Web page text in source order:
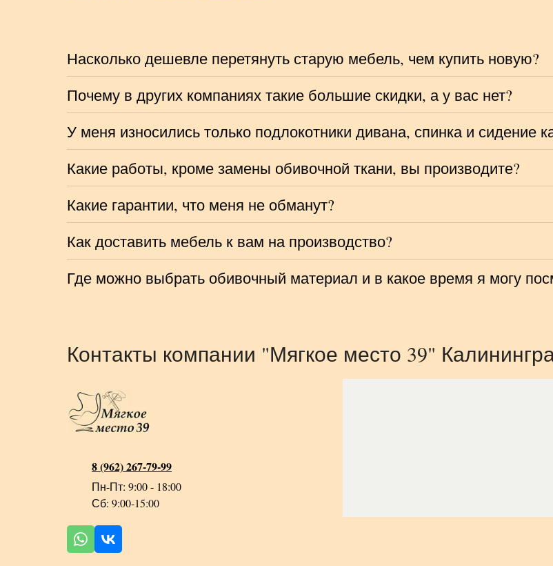
Насколько дешевле перетянуть старую мебель, чем купить новую?
Почему в других компаниях такие большие скидки, а у вас нет?
У меня износились только подлокотники дивана, спинка и сидение
Какие работы, кроме замены обивочной ткани, вы производите?
Какие гарантии, что меня не обманут?
Как доставить мебель к вам на производство?
Где можно выбрать обивочный материал и в какое время я могу
8 (962) 267-79-99
Пн-Пт: 9:00 - 18:00
Сб: 9:00-15:00
Контакты компании "Мягкое место 39"